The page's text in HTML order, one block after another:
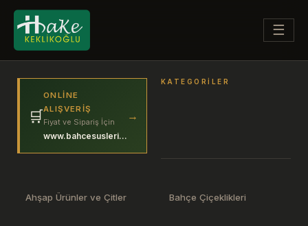
☰
🛒
ONLINE
ALIŞVERIŞ
Fiyat ve Sipariş İçin
www.bahcesuslerim.com
→
KATEGORILER
Ahşap Ürünler ve Çitler Bahçe Çiçeklikleri